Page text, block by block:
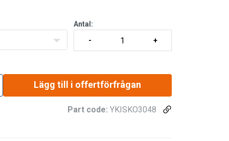
Antal:
Lägg till i offertförfrågan
Part code: YKISKO3048